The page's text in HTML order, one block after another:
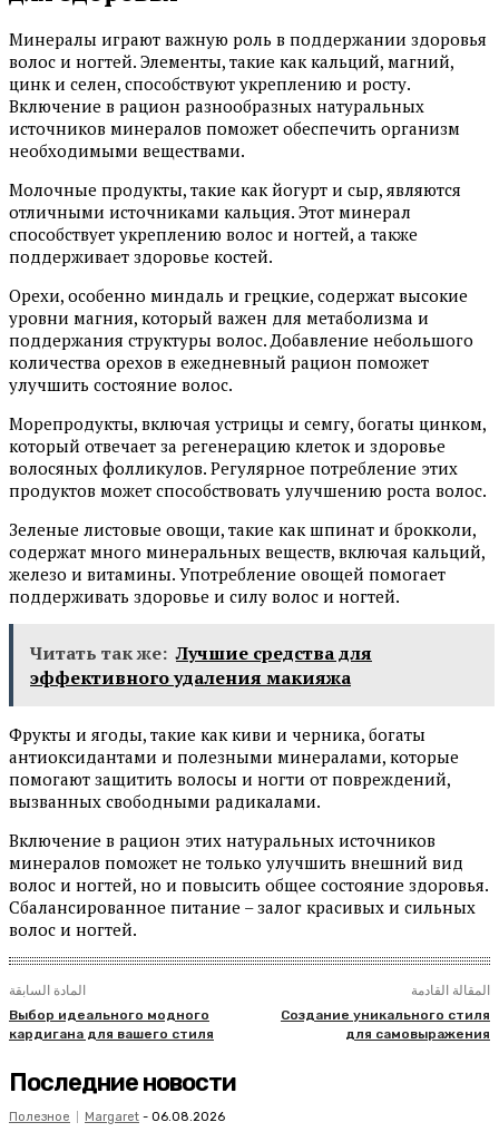
Минералы играют важную роль в поддержании здоровья
волос и ногтей. Элементы, такие как кальций, магний,
цинк и селен, способствуют укреплению и росту.
Включение в рацион разнообразных натуральных
источников минералов поможет обеспечить организм
необходимыми веществами.
Молочные продукты, такие как йогурт и сыр, являются
отличными источниками кальция. Этот минерал
способствует укреплению волос и ногтей, а также
поддерживает здоровье костей.
Орехи, особенно миндаль и грецкие, содержат высокие
уровни магния, который важен для метаболизма и
поддержания структуры волос. Добавление небольшого
количества орехов в ежедневный рацион поможет
улучшить состояние волос.
Морепродукты, включая устрицы и семгу, богаты цинком,
который отвечает за регенерацию клеток и здоровье
волосяных фолликулов. Регулярное потребление этих
продуктов может способствовать улучшению роста волос.
Зеленые листовые овощи, такие как шпинат и брокколи,
содержат много минеральных веществ, включая кальций,
железо и витамины. Употребление овощей помогает
поддерживать здоровье и силу волос и ногтей.
Читать так же: Лучшие средства для
эффективного удаления макияжа
Фрукты и ягоды, такие как киви и черника, богаты
антиоксидантами и полезными минералами, которые
помогают защитить волосы и ногти от повреждений,
вызванных свободными радикалами.
Включение в рацион этих натуральных источников
минералов поможет не только улучшить внешний вид
волос и ногтей, но и повысить общее состояние здоровья.
Сбалансированное питание – залог красивых и сильных
волос и ногтей.
المادة السابقة
Выбор идеального модного
кардигана для вашего стиля
المقالة القادمة
Создание уникального стиля
для самовыражения
Последние новости
Полезное Margaret - 06.08.2026